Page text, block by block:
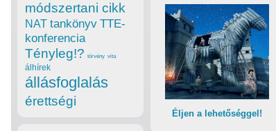
Éljen a lehetőséggel!
módszertani cikk
NAT tankönyv TTE-
konferencia
Tényleg!? törvény vita
álhírek
állásfoglalás
érettségi